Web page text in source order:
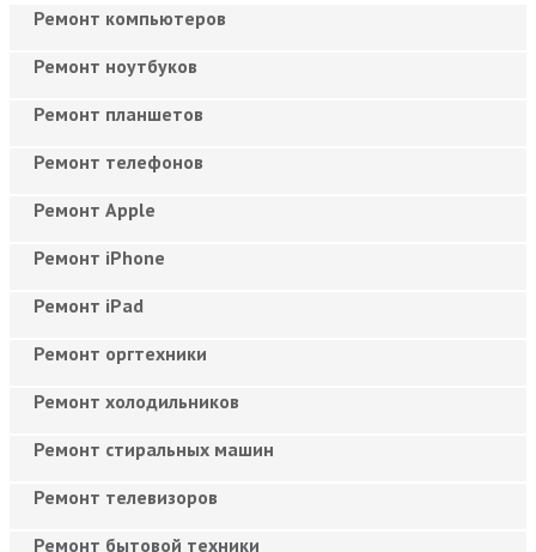
Ремонт компьютеров
Ремонт ноутбуков
Ремонт планшетов
Ремонт телефонов
Ремонт Apple
Ремонт iPhone
Ремонт iPad
Ремонт оргтехники
Ремонт холодильников
Ремонт стиральных машин
Ремонт телевизоров
Ремонт бытовой техники